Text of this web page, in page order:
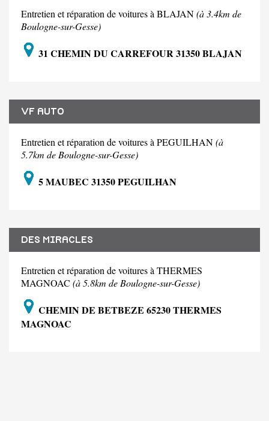
Entretien et réparation de voitures à BLAJAN(à 3.4km de
Boulogne-sur-Gesse)
31 CHEMIN DU CARREFOUR 31350 BLAJAN
VF AUTO
Entretien et réparation de voitures à PEGUILHAN(à
5.7km de Boulogne-sur-Gesse)
5 MAUBEC 31350 PEGUILHAN
DES MIRACLES
Entretien et réparation de voitures à THERMES
MAGNOAC (à 5.8km de Boulogne-sur-Gesse)
CHEMIN DE BETBEZE 65230 THERMES
MAGNOAC